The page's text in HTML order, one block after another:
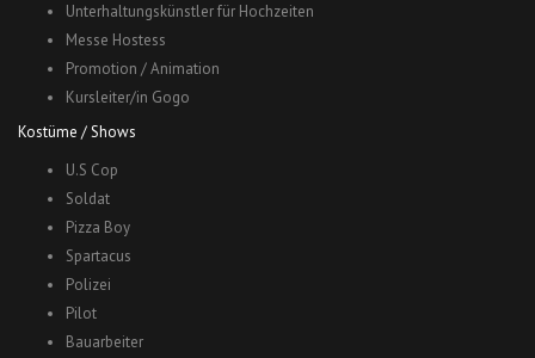
Unterhaltungskünstler für Hochzeiten
Messe Hostess
Promotion / Animation
Kursleiter/in Gogo
Kostüme / Shows
U.S Cop
Soldat
Pizza Boy
Spartacus
Polizei
Pilot
Bauarbeiter